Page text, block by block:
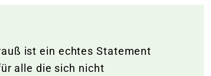
ist ein echtes Statement
alle die sich nicht